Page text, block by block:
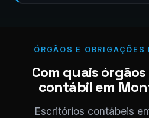
ÓRGÃOS E OBRIGAÇÕES
Com quais
contábil em
Escritórios contábeis